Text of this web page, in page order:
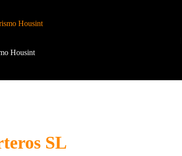
Housint
SL